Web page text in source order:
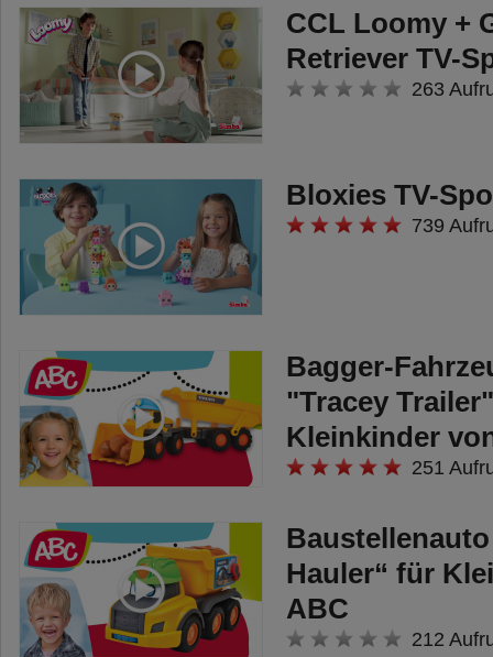
CCL Loomy +
Retriever TV-
263
Bloxies TV-
739
Bagger-
"Tracey
Kleinkinder
251
Hauler“ für
ABC
212